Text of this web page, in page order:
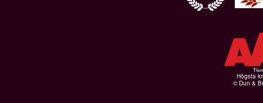
Högsta
© Dun &